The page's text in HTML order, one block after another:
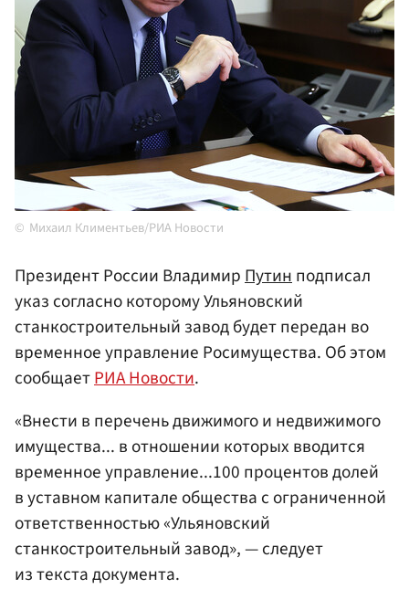
Михаил Климентьев/РИА Новости
Президент России ВладимирПутинподписал
указ согласно которому Ульяновский
станкостроительный завод будет передан во
временное управление Росимущества. Об этом
сообщаетРИА Новости.
«Внести в перечень движимого и недвижимого
имущества... в отношении которых вводится
временное управление...100 процентов долей
в уставном капитале общества с ограниченной
ответственностью «Ульяновский
станкостроительный завод», — следует
из текста документа.